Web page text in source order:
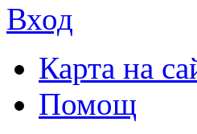
Вход
Карта на
Помощ